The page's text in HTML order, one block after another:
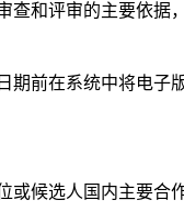
查和评审的主要依
期前在系统中将电子
或候选人国内主要